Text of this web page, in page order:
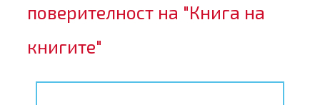
поверителност на "Книга на
книгите"